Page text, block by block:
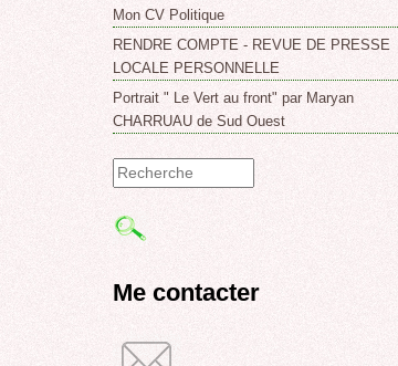
Mon CV Politique
RENDRE COMPTE - REVUE DE PRESSE
LOCALE PERSONNELLE
Portrait " Le Vert au front" par Maryan
CHARRUAU de Sud Ouest
Formulaire
de
Me contacter